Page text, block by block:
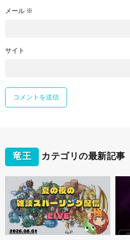
メール ※
サイト
竜王 カテゴリの最新記事